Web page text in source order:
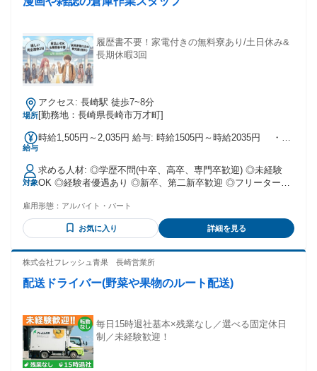
履歴書不要！家電付きの無料寮あり/土日休み&
長期休暇3回
場所
アクセス: 長崎駅 徒歩7~8分
[勤務地：長崎県長崎市万才町]
給与
時給1,505円～2,035円 給与: 時給1505円～時給2035円 ・交
電付き寮完備 ＼1から新生活スタートも応援！／ 実家住まい
の方でも安心の 初期費用なしですぐに住める 家具・家電付き
の寮を完備しております！ 引っ越しの手間なし！ ✅節約して
お金を貯められる環境！ 生活費を抑えて安心して働けます！
対象
求める人材: ◎学歴不問(中卒、高卒、専門卒歓迎) ◎未経験
OK ◎経験者優遇あり ◎新卒、第二新卒歓迎 ◎フリーターOK
んな方にぴったりのお仕事です／ ◎未経験からチャレンジし
たい ◎働きやすい職場を探している ◎モクモク作業するのが
得意 ◎とにかく早くお金を貯めたい ◎力仕事はなるべくやり
たくない <こんなお仕事でお探しの方にも！> 梱包や仕分け、
工場でのライン作業や機械作業など製造スタッフ 警備員や土
雇用形態： アルバイト・パート
お気に入り 詳細を見る
株式会社フレッシュ青果 長崎営業所
配送ドライバー(野菜や果物のルート配送)
毎日15時退社基本×残業なし／選べる固定休日
制／未経験歓迎！